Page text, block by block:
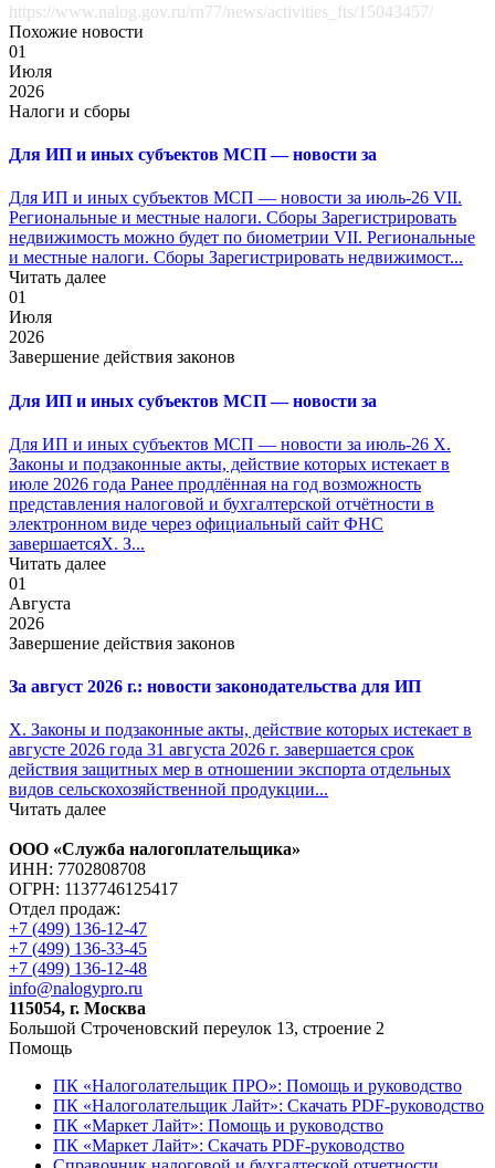
https://www.nalog.gov.ru/rn77/news/activities_fts/15043457/
Похожие новости
01
Июля
2026
Налоги и сборы
Для ИП и иных субъектов МСП — новости за
Для ИП и иных субъектов МСП — новости за июль-26 VII.
Региональные и местные налоги. Сборы Зарегистрировать
недвижимость можно будет по биометрии VII. Региональные
и местные налоги. Сборы Зарегистрировать недвижимост...
Читать далее
01
Июля
2026
Завершение действия законов
Для ИП и иных субъектов МСП — новости за
Для ИП и иных субъектов МСП — новости за июль-26 X.
Законы и подзаконные акты, действие которых истекает в
июле 2026 года Ранее продлённая на год возможность
представления налоговой и бухгалтерской отчётности в
электронном виде через официальный сайт ФНС
завершаетсяX. З...
Читать далее
01
Августа
2026
Завершение действия законов
За август 2026 г.: новости законодательства для ИП
X. Законы и подзаконные акты, действие которых истекает в
августе 2026 года 31 августа 2026 г. завершается срок
действия защитных мер в отношении экспорта отдельных
видов сельскохозяйственной продукции...
Читать далее
ООО «Служба налогоплательщика»
ИНН: 7702808708
ОГРН: 1137746125417
Отдел продаж:
+7 (499) 136-12-47
+7 (499) 136-33-45
+7 (499) 136-12-48
info@nalogypro.ru
115054, г. Москва
Большой Строченовский переулок 13, строение 2
Помощь
ПК «Налоголательщик ПРО»: Помощь и руководство
ПК «Налоголательщик Лайт»: Скачать PDF-руководство
ПК «Маркет Лайт»: Помощь и руководство
ПК «Маркет Лайт»: Скачать PDF-руководство